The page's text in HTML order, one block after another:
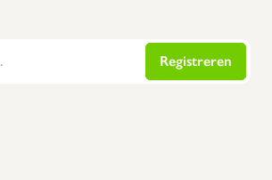
Flanders Inox | Karperstraat 6, 8400 Oostende | België | BNP Paribas Fortis:
Registreren